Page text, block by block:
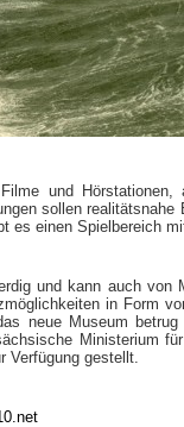
und
sollen
es einen Spielbereich
und kann auch von
in Form
neue Museum
Ministerium
Verfügung gestellt.